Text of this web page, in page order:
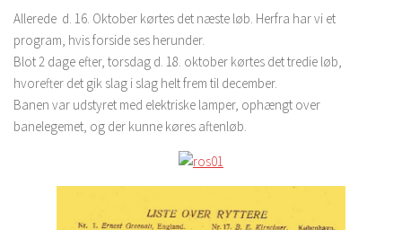
Allerede d. 16. Oktober kørtes det næste løb. Herfra har vi et
program, hvis forside ses herunder.
Blot 2 dage efter, torsdag d. 18. oktober kørtes det tredie løb,
hvorefter det gik slag i slag helt frem til december.
Banen var udstyret med elektriske lamper, ophængt over
banelegemet, og der kunne køres aftenløb.